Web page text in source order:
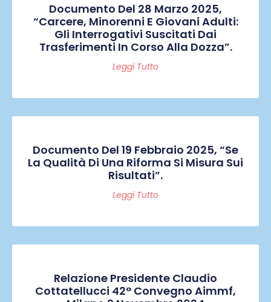
Documento Del 28 Marzo 2025,
“Carcere, Minorenni E Giovani Adulti:
Gli Interrogativi Suscitati Dai
Trasferimenti In Corso Alla Dozza”.
Leggi Tutto
Documento Del 19 Febbraio 2025, “Se
La Qualità Di Una Riforma Si Misura Sui
Risultati”.
Leggi Tutto
Relazione Presidente Claudio
Cottatellucci 42° Convegno Aimmf,